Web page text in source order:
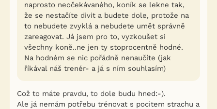
naprosto neočekávaného, koník se lekne tak,
že se nestačíte divit a budete dole, protože na
to nebudete zvyklá a nebudete umět správně
zareagovat. Já jsem pro to, vyzkoušet si
všechny koně..ne jen ty stoprocentně hodné.
Na hodném se nic pořádně nenaučíte (jak
říkával náš trenér- a já s ním souhlasím)
Což to máte pravdu, to dole budu hned:-).
Ale já nemám potřebu trénovat s pocitem strachu a